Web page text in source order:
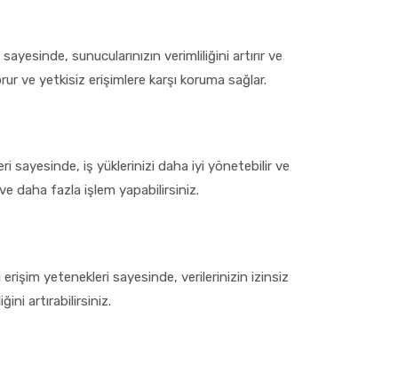
sunucularınızın verimliliğini artırır ve
ve yetkisiz erişimlere karşı koruma sağlar.
sayesinde, iş yüklerinizi daha iyi yönetebilir ve
ve daha fazla işlem yapabilirsiniz.
yetenekleri sayesinde, verilerinizin izinsiz
artırabilirsiniz.